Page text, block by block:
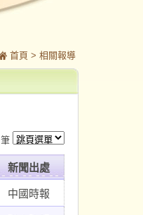
首頁 > 相關報導
筆
新聞出處
中國時報